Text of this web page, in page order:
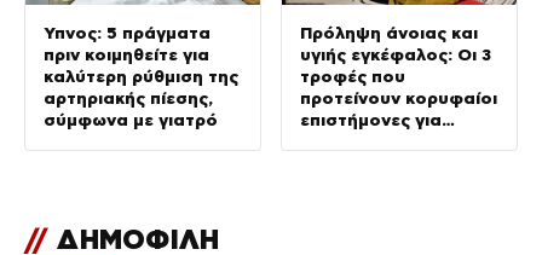
Ύπνος: 5 πράγματα
πριν κοιμηθείτε για
καλύτερη ρύθμιση της
αρτηριακής πίεσης,
σύμφωνα με γιατρό
Πρόληψη άνοιας και
υγιής εγκέφαλος: Οι 3
τροφές που
προτείνουν κορυφαίοι
επιστήμονες για
// ΔΗΜΟΦΙΛΗ